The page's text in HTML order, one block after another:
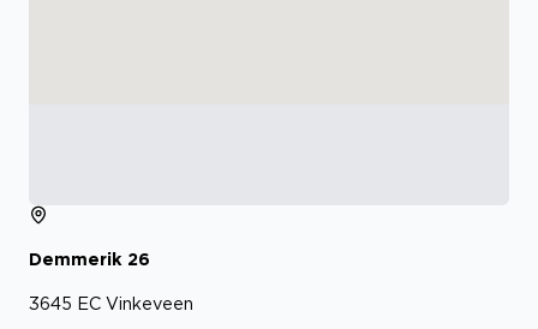
Demmerik 26
3645 EC Vinkeveen